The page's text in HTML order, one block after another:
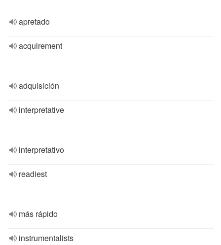
apretado
acquirement
adquisición
interpretative
interpretativo
readiest
más rápido
instrumentalists